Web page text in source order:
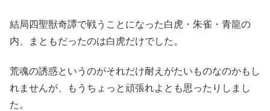
結局四聖獣奇譚で戦うことになった白虎・朱雀・青龍の
内、まともだったのは白虎だけでした。
荒魂の誘惑というのがそれだけ耐えがたいものなのかもし
れませんが、もうちょっと頑張れよとも思ったりしまし
た。